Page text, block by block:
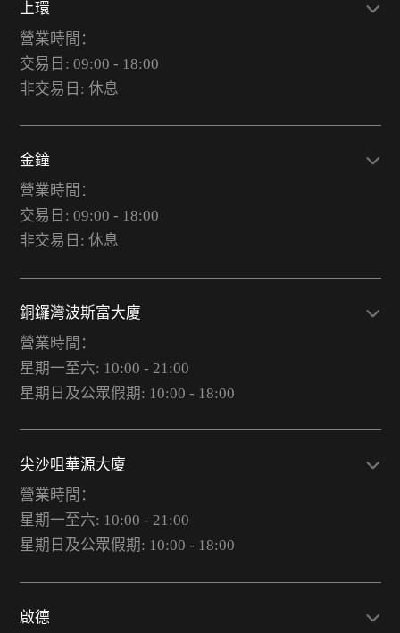
上環
營業時間：
交易日: 09:00 - 18:00
非交易日: 休息
金鐘
營業時間：
交易日: 09:00 - 18:00
非交易日: 休息
銅鑼灣波斯富大廈
營業時間：
星期一至六: 10:00 - 21:00
星期日及公眾假期: 10:00 - 18:00
尖沙咀華源大廈
營業時間：
星期一至六: 10:00 - 21:00
星期日及公眾假期: 10:00 - 18:00
啟德